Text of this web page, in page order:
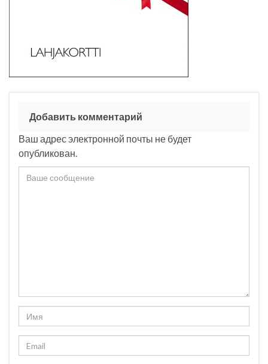
Добавить комментарий
Ваш адрес электронной почты не будет
опубликован.